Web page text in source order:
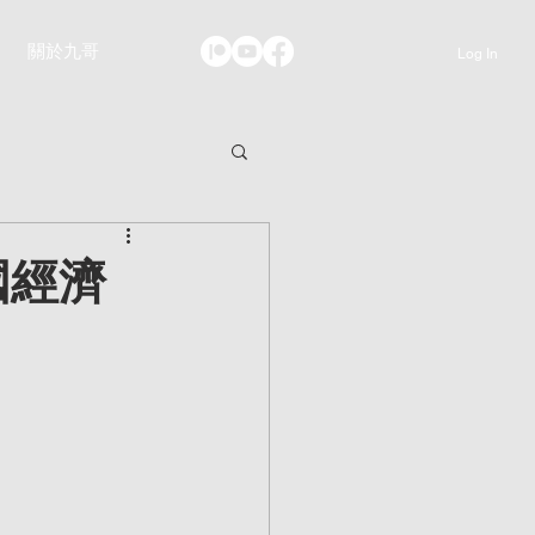
關於九哥 Log In
濟